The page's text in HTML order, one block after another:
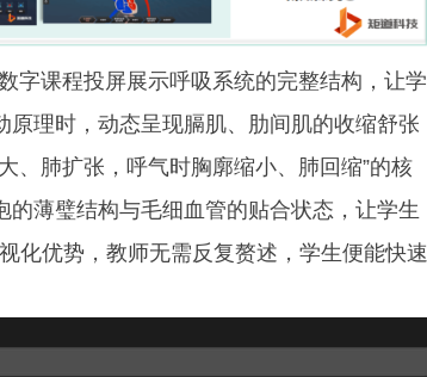
课程投屏展示呼吸系统的完整结构，让学
理时，动态呈现膈肌、肋间肌的收缩舒张
、肺扩张，呼气时胸廓缩小、肺回缩”的核
薄璧结构与毛细血管的贴合状态，让学生
化优势，教师无需反复赘述，学生便能快速